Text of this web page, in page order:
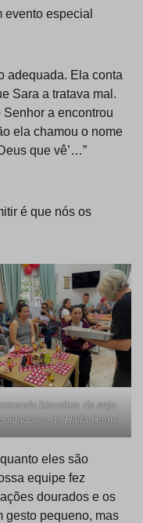
especial
adequada. Ela conta
Sara a tratava mal.
a encontrou
ela chamou o nome
que vê’…”
é que nós os
biscoitos de anjo
do Haifa Home.
eles são
equipe fez
dourados e os
gesto pequeno, mas